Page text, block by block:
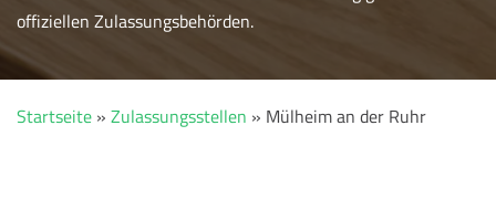
offiziellen Zulassungsbehörden.
Startseite » Zulassungsstellen » Mülheim an der Ruhr